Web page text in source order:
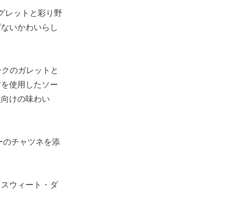
レットと彩り野
いかわいらし
のガレットと
使用したソー
けの味わい
チャツネを添
ウィート・ダ